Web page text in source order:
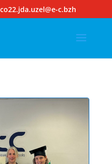
c.bzh